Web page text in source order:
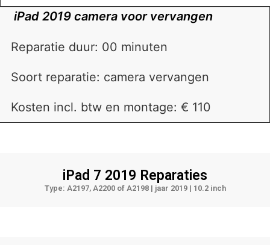
iPad 2019 camera voor vervangen
Reparatie duur: 00 minuten
Soort reparatie: camera vervangen
Kosten incl. btw en montage: € 110
iPad 7 2019 Reparaties
Type: A2197, A2200 of A2198 | jaar 2019 | 10.2 inch